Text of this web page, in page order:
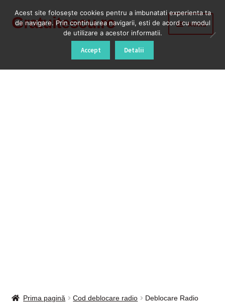
Sari
Sari
Gratuitescu.ro Meniu
Prima pagină Cod deblocare radio
Deblocare Radio
Acest site foloseşte cookies pentru a imbunatati experienta ta
de navigare. Prin continuarea navigarii, esti de acord cu modul
de utilizare a acestor informatii.
Accept Detalii